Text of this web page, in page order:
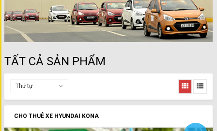
TẤT CẢ SẢN PHẨM
Thứ tự
CHO THUÊ XE HYUNDAI KONA